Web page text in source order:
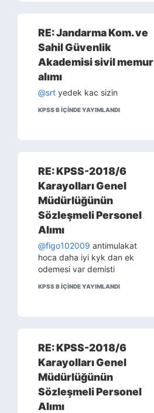
RE: Jandarma Kom. ve
Sahil Güvenlik
Akademisi sivil memur
alımı
@srt yedek kac sizin
KPSS B IÇINDE YAYIMLANDI
RE: KPSS-2018/6
Karayolları Genel
Müdürlüğünün
Sözleşmeli Personel
Alımı
@figo102009 antimulakat
hoca daha iyi kyk dan ek
odemesi var demisti
KPSS B IÇINDE YAYIMLANDI
RE: KPSS-2018/6
Karayolları Genel
Müdürlüğünün
Sözleşmeli Personel
Alımı